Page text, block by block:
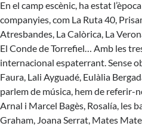
En el camp escènic, ha estat
companyies, com La Ruta 40,
Atresbandes, La Calòrica, La
El Conde de Torrefiel… Amb les
internacional espaterrant. Sense
Faura, Lali Ayguadé, Eulàlia
parlem de música, hem de referir-
Arnal i Marcel Bagès, Rosalía, les
Graham, Joana Serrat, Mates